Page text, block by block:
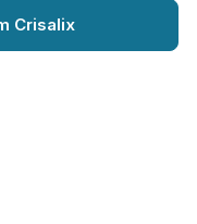
Crisalix